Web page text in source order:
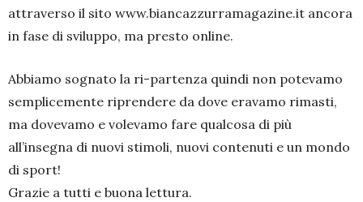
attraverso il sito www.biancazzurramagazine.it ancora
in fase di sviluppo, ma presto online.
Abbiamo sognato la ri-partenza quindi non potevamo
semplicemente riprendere da dove eravamo rimasti,
ma dovevamo e volevamo fare qualcosa di più
all’insegna di nuovi stimoli, nuovi contenuti e un mondo
di sport!
Grazie a tutti e buona lettura.